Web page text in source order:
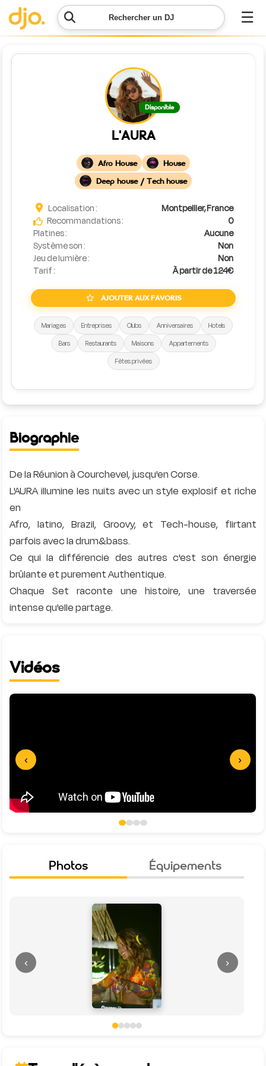
Rechercher un DJ ☰
Menu
demande
de prix
Disponible
L'AURA
Afro House
House
Deep house / Tech house
Localisation :
Montpellier, France
Recommandations :
0
Platines :
Aucune
Système son :
Non
Jeu de lumière :
Non
Tarif :
À partir de 124€
AJOUTER AUX FAVORIS
Mariages Entreprises Clubs Anniversaires
Hotels
Bars
Restaurants Maisons
Appartements
Fêtes privées
Biographie
De la Réunion à Courchevel, jusqu'en Corse.
L'AURA illumine les nuits avec un style explosif et riche
en
Afro, latino, Brazil, Groovy, et Tech-house, flirtant
parfois avec la drum&bass.
Ce qui la différencie des autres c'est son énergie
brûlante et purement Authentique.
Chaque Set raconte une histoire, une traversée
Vidéos
‹ ›
Photos Équipements
‹ ›